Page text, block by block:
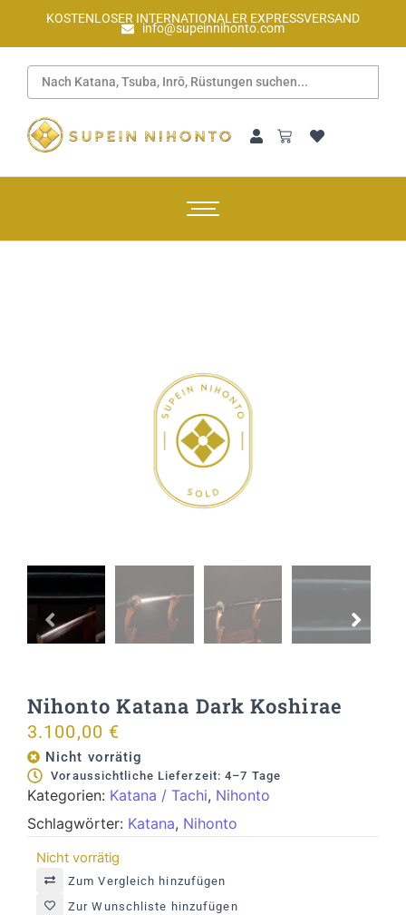
KOSTENLOSER INTERNATIONALER EXPRESSVERSAND
info@supeinnihonto.com
Nihonto Katana Dark Koshirae
3.100,00 €
Nicht vorrätig
Voraussichtliche Lieferzeit: 4–7 Tage
Kategorien: Katana / Tachi, Nihonto
Schlagwörter: Katana, Nihonto
Nicht vorrätig
Zum Vergleich hinzufügen
Zur Wunschliste hinzufügen